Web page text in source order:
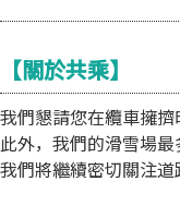
【關於共乘】
我們懇請您在纜車擁擠
此外，我們的滑雪場
我們將繼續密切關注